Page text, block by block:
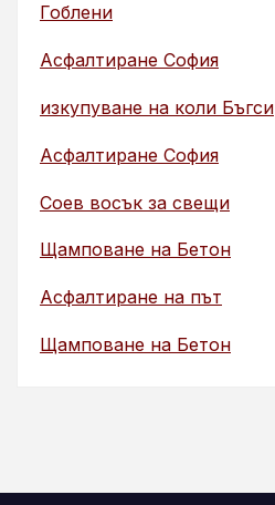
Гоблени
Асфалтиране София
изкупуване на коли Бъгси
Асфалтиране София
Соев восък за свещи
Щамповане на Бетон
Асфалтиране на път
Щамповане на Бетон